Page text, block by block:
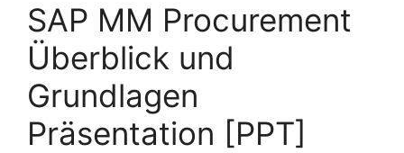
SAP MM Procurement
Überblick und
Grundlagen
Präsentation [PPT]